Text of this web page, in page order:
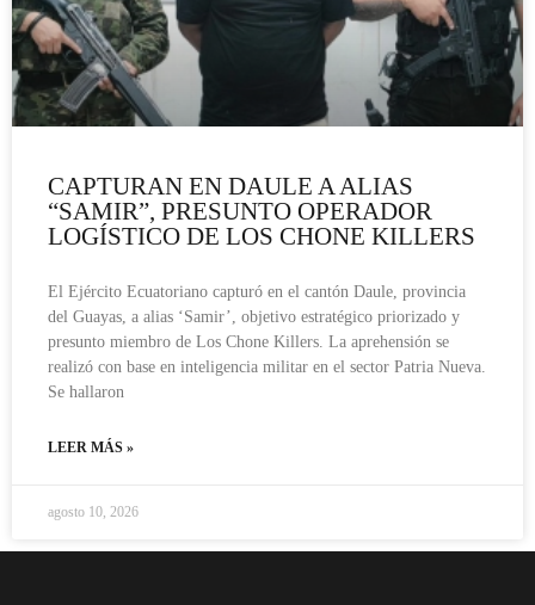
CAPTURAN EN DAULE A ALIAS
“SAMIR”, PRESUNTO OPERADOR
LOGÍSTICO DE LOS CHONE KILLERS
El Ejército Ecuatoriano capturó en el cantón Daule, provincia
del Guayas, a alias ‘Samir’, objetivo estratégico priorizado y
presunto miembro de Los Chone Killers. La aprehensión se
realizó con base en inteligencia militar en el sector Patria Nueva.
Se hallaron
LEER MÁS »
agosto 10, 2026